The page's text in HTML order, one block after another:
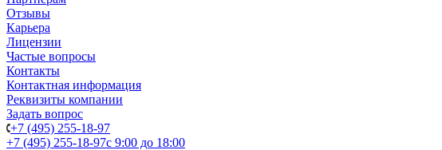
Отзывы
Карьера
Лицензии
Частые вопросы
Контакты
Контактная информация
Реквизиты компании
Задать вопрос
+7 (495) 255-18-97
+7 (495) 255-18-97с 9:00 до 18:00